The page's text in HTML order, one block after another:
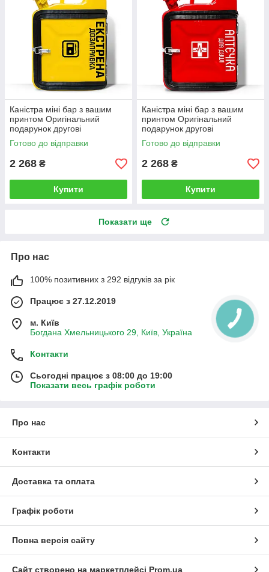
Каністра міні бар з вашим
принтом Оригінальний
подарунок другові
автовласнику автолюбителю
для гаража
Готово до відправки
2 268 ₴
Купити
Каністра міні бар з вашим
принтом Оригінальний
подарунок другові
автовласнику автолюбителю
для гаража
Готово до відправки
2 268 ₴
Купити
Показати ще
Про нас
100% позитивних з 292 відгуків за рік
Працює з 27.12.2019
м. Київ
Богдана Хмельницького 29, Київ, Україна
Контакти
Сьогодні працює з 08:00 до 19:00
Показати весь графік роботи
Про нас
Контакти
Доставка та оплата
Графік роботи
Повна версія сайту
Сайт створено на маркетплейсі Prom.ua